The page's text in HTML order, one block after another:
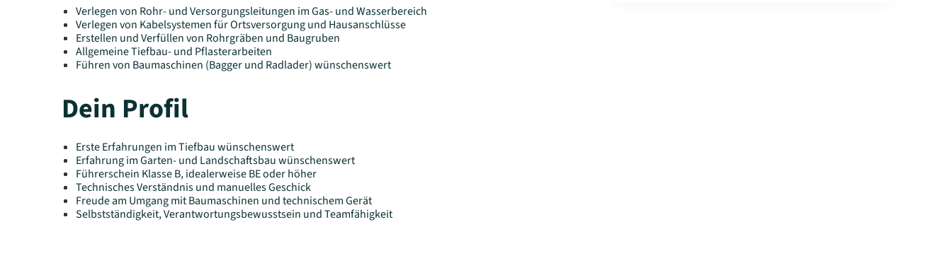
Verlegen von Rohr- und Versorgungsleitungen im Gas- und Wasserbereich
Verlegen von Kabelsystemen für Ortsversorgung und Hausanschlüsse
Erstellen und Verfüllen von Rohrgräben und Baugruben
Allgemeine Tiefbau- und Pflasterarbeiten
Führen von Baumaschinen (Bagger und Radlader) wünschenswert
Dein Profil
Erste Erfahrungen im Tiefbau wünschenswert
Erfahrung im Garten- und Landschaftsbau wünschenswert
Führerschein Klasse B, idealerweise BE oder höher
Technisches Verständnis und manuelles Geschick
Freude am Umgang mit Baumaschinen und technischem Gerät
Selbstständigkeit, Verantwortungsbewusstsein und Teamfähigkeit